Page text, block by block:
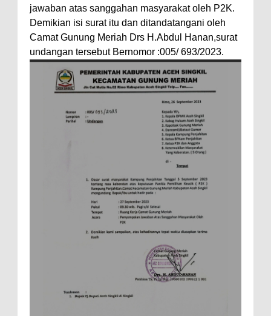
jawaban atas sanggahan masyarakat oleh P2K.
Demikian isi surat itu dan ditandatangani oleh
Camat Gunung Meriah Drs H.Abdul Hanan,surat
undangan tersebut Bernomor :005/ 693/2023.